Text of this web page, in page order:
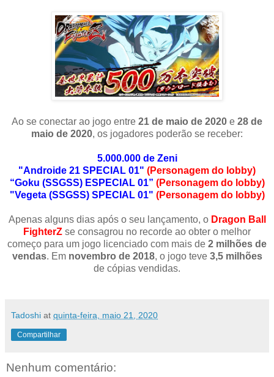
Ao se conectar ao jogo entre 21 de maio de 2020 e 28 de
maio de 2020, os jogadores poderão se receber:
5.000.000 de Zeni
"Androide 21 SPECIAL 01" (Personagem do lobby)
“Goku (SSGSS) ESPECIAL 01” (Personagem do lobby)
"Vegeta (SSGSS) SPECIAL 01" (Personagem do lobby)
Apenas alguns dias após o seu lançamento, o Dragon Ball
FighterZ se consagrou no recorde ao obter o melhor
começo para um jogo licenciado com mais de 2 milhões de
vendas. Em novembro de 2018, o jogo teve 3,5 milhões
de cópias vendidas.
Tadoshi at quinta-feira, maio 21, 2020
Compartilhar
Nenhum comentário: